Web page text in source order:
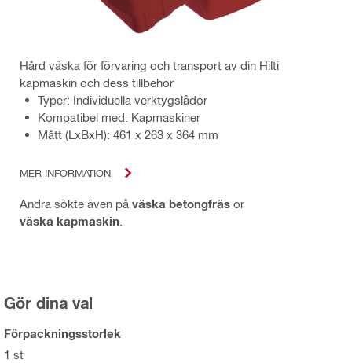
Hård väska för förvaring och transport av din Hilti
kapmaskin och dess tillbehör
Typer: Individuella verktygslådor
Kompatibel med: Kapmaskiner
Mått (LxBxH): 461 x 263 x 364 mm
MER INFORMATION
Andra sökte även på väska betongfräs or
väska kapmaskin
Gör dina val
Förpackningsstorlek
1 st